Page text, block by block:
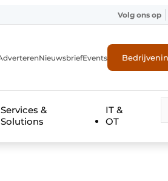
Volg ons op
NieuwsbriefEvents
Services &
Solutions
IT &
OT